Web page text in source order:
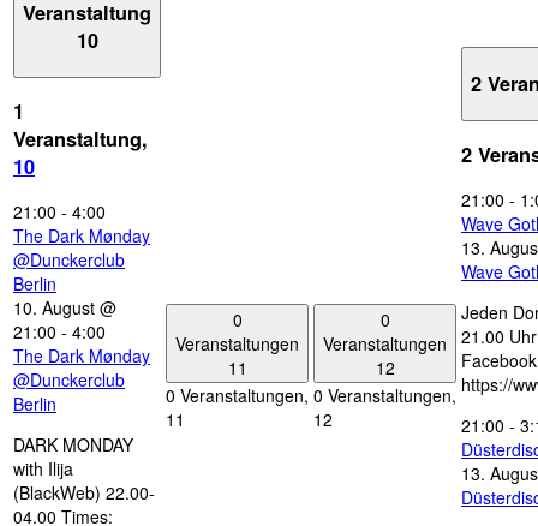
Veranstaltung
10
1
Veranstaltung,
10
21:00 - 4:00
The Dark Mønday
@Dunckerclub
Berlin
10. August @
21:00 - 4:00
The Dark Mønday
@Dunckerclub
Berlin
DARK MONDAY
with Ilija
(BlackWeb) 22.00-
04.00 Times:
0
Veranstaltungen
11
0 Veranstaltungen,
11
0
Veranstaltungen
12
0 Veranstaltungen,
12
2
2
21:00 -
Wave
13.
Wave
Jeden
21.00
https://
21:00 -
13.